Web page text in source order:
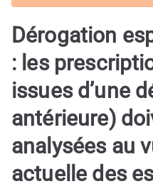
Dérogation
: les
issues d’une
antérieure)
analysées au
actuelle des